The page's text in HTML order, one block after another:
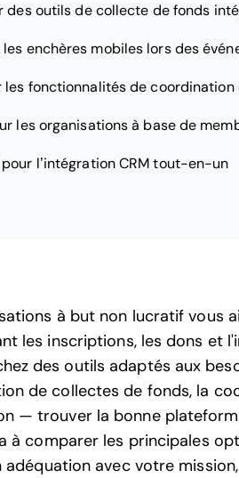
des outils de collecte de fonds
les enchères mobiles lors des
les fonctionnalités de coordination
les organisations à base de
pour l’intégration CRM tout-en-un
à but non lucratif vous
les inscriptions, les dons et
des outils adaptés aux
de collectes de fonds, la
— trouver la bonne
à comparer les principales
avec votre